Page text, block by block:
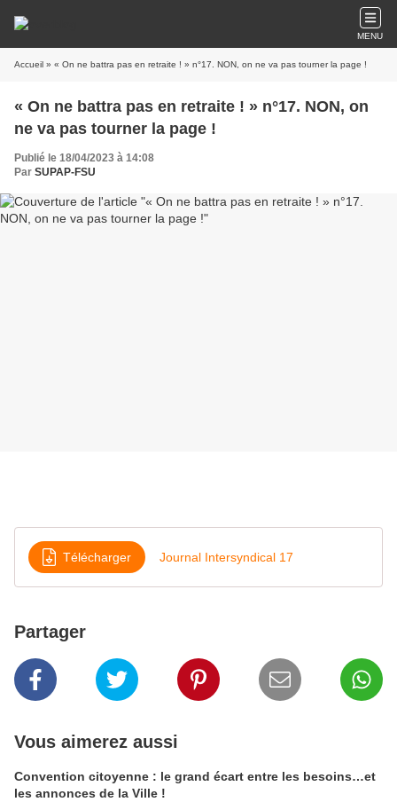
MENU
Accueil » « On ne battra pas en retraite ! » n°17. NON, on ne va pas tourner la page !
« On ne battra pas en retraite ! » n°17. NON, on
ne va pas tourner la page !
Publié le 18/04/2023 à 14:08
Par SUPAP-FSU
Télécharger Journal Intersyndical 17
Partager
Vous aimerez aussi
Convention citoyenne : le grand écart entre les besoins…et
les annonces de la Ville !